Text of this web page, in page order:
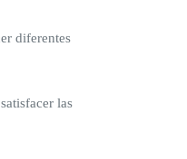
diferentes
las